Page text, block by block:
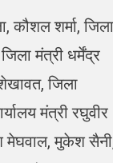
कौशल शर्मा, जिला
मंत्री धर्मेंद्र
जिला
मंत्री रघुवीर
मेघवाल, मुकेश